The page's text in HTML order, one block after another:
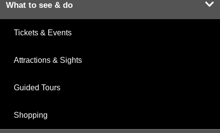
What to see & do
Tickets & Events
Attractions & Sights
Guided Tours
Shopping